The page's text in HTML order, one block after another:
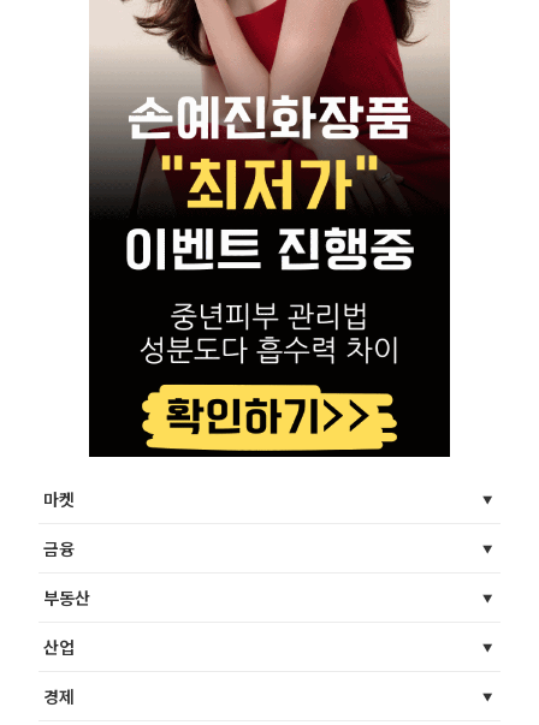
마켓
금융
부동산
산업
경제